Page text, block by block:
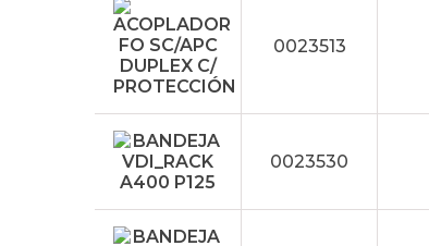
0023513
0023530